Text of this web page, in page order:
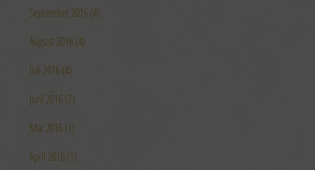
September 2016 (4)
August 2016 (4)
Juli 2016 (4)
Juni 2016 (7)
Mai 2016 (1)
April 2016 (1)